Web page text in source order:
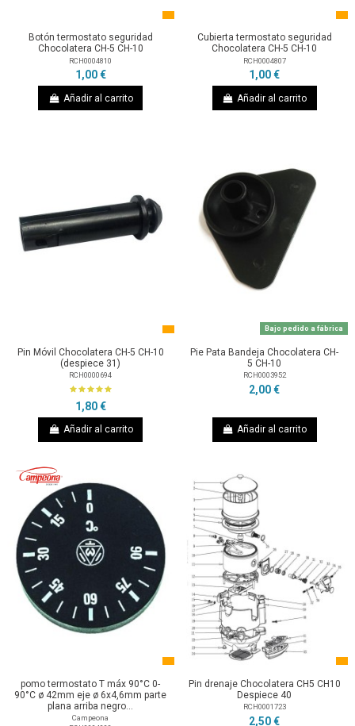
Botón termostato seguridad
Chocolatera CH-5 CH-10
RCH0004810
1,00 €
Añadir al carrito
Cubierta termostato seguridad
Chocolatera CH-5 CH-10
RCH0004807
1,00 €
Añadir al carrito
Pin Móvil Chocolatera CH-5 CH-10
(despiece 31)
RCH0000694
1,80 €
Añadir al carrito
Bajo pedido a fábrica
Pie Pata Bandeja Chocolatera CH-
5 CH-10
RCH0003952
2,00 €
Añadir al carrito
pomo termostato T máx 90°C 0-
90°C ø 42mm eje ø 6x4,6mm parte
plana arriba negro...
Campeona
Pin drenaje Chocolatera CH5 CH10
Despiece 40
RCH0001723
2,50 €